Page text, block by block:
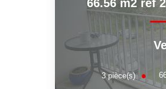
66.56 m2 ref
3pièce(s)